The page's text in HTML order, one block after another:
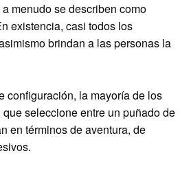
menudo se describen como
existencia, casi todos los
brindan a las personas la
configuración, la mayoría de los
seleccione entre un puñado de
en términos de aventura, de